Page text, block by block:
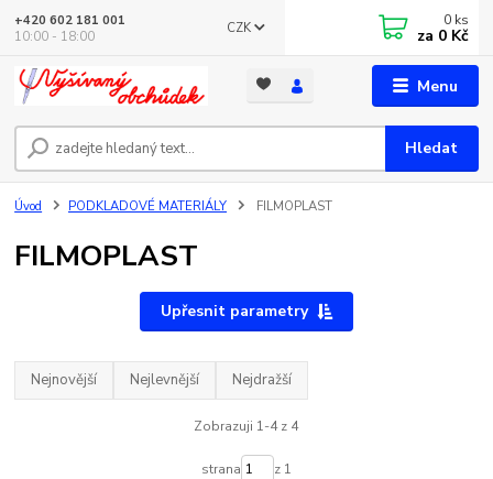
Menu
CZK
Hledat
+420 602 181 001
10:00 - 18:00
0 ks
za 0 Kč
Úvod PODKLADOVÉ MATERIÁLY FILMOPLAST
FILMOPLAST
Upřesnit parametry
Nejnovější Nejlevnější Nejdražší
Zobrazuji 1-4 z 4
strana z 1